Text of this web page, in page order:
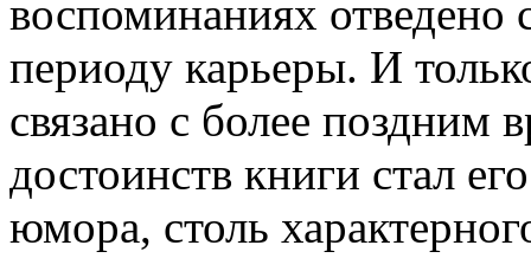
воспоминаниях отведено
периоду карьеры. И
связано с более
достоинств книги стал
юмора, столь